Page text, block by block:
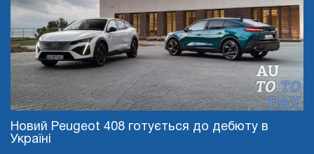
Новий Peugeot 408 готується до дебюту в
Україні